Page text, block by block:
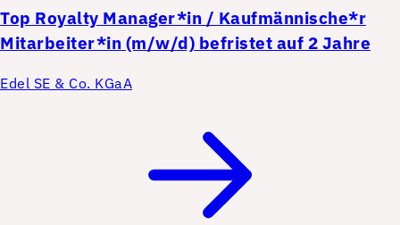
Top Royalty Manager*in / Kaufmännische*r
Mitarbeiter*in (m/w/d) befristet auf 2 Jahre
Edel SE & Co. KGaA